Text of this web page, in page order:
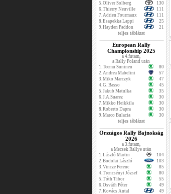
5.Oliver Solberg
130
6.Thierry Neuville
111
7.Adrien Fourmaux
111
8.Esapekka Lappi
25
9.Hayden Paddon 21
teljes táblázat
European Rally
Championship 2025
a 4.futam,
a Rally Poland után
1.Teemu Suninen
80
2.Andrea Mabelini
57
3.Miko Marczyk
47
4.G. Basso
45
5.Jakub Matulka
35
6.J.A.Suarez
30
7.Mikko Heikkila
30
8.Roberto Dapra
30
9.Marco Bulacia 30
teljes táblázat
Országos Rally Bajnokság
2026
a 3.futam,
a Mecsek Rallye után
1.László Martin
104
2.Bodolai László
103
3.Vincze Ferenc
85
4.Trencsényi József
80
5.Tóth Tibor
55
6.Osváth Péter
49
7.Kovács Antal
49